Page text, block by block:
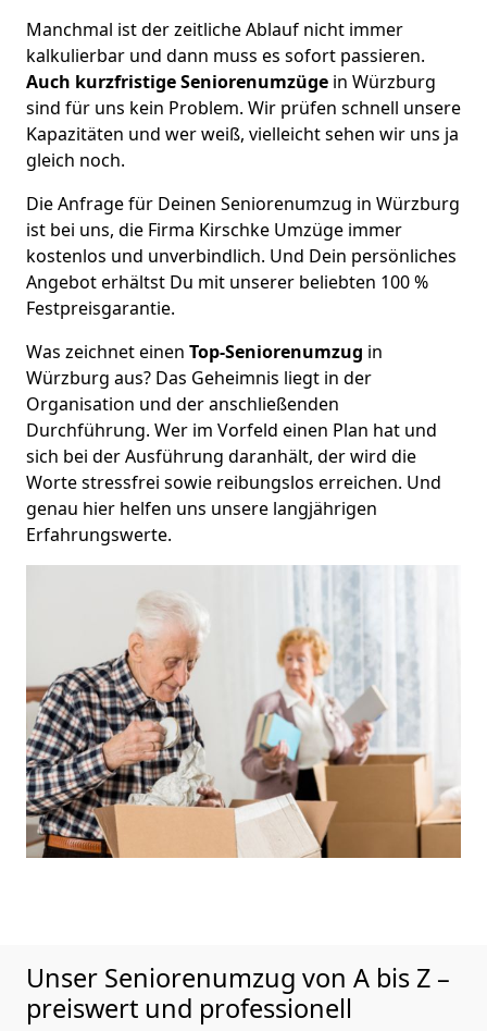
Manchmal ist der zeitliche Ablauf nicht immer
kalkulierbar und dann muss es sofort passieren.
Auch kurzfristige Seniorenumzüge in Würzburg
sind für uns kein Problem. Wir prüfen schnell unsere
Kapazitäten und wer weiß, vielleicht sehen wir uns ja
gleich noch.
Die Anfrage für Deinen Seniorenumzug in Würzburg
ist bei uns, die Firma Kirschke Umzüge immer
kostenlos und unverbindlich. Und Dein persönliches
Angebot erhältst Du mit unserer beliebten 100 %
Festpreisgarantie.
Was zeichnet einen Top-Seniorenumzug in
Würzburg aus? Das Geheimnis liegt in der
Organisation und der anschließenden
Durchführung. Wer im Vorfeld einen Plan hat und
sich bei der Ausführung daranhält, der wird die
Worte stressfrei sowie reibungslos erreichen. Und
genau hier helfen uns unsere langjährigen
Erfahrungswerte.
Unser Seniorenumzug von A bis Z –
preiswert und professionell